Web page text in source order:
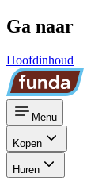
Ga naar
Hoofdinhoud
Menu
Kopen
Huren